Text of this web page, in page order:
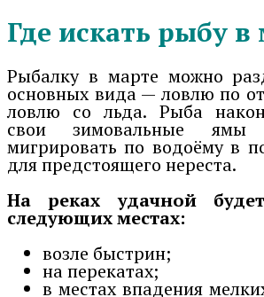
Где искать рыбу в
Рыбалку в марте можно
основных вида — ловлю по
ловлю со льда. Рыба
свои зимовальные
мигрировать по водоёму в
для предстоящего нереста.
На реках удачной
следующих местах:
возле быстрин;
на перекатах;
в местах впадения